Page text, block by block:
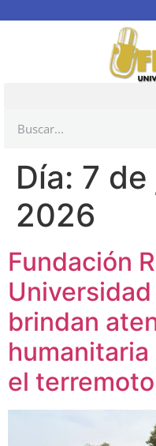
Día: 7
2026
Fundación
brindan
el